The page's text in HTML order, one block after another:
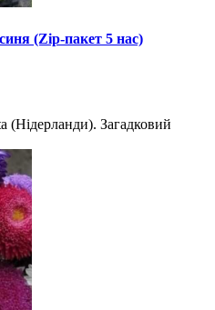
(Zip-пакет 5 нас)
(Нідерланди). Загадковий